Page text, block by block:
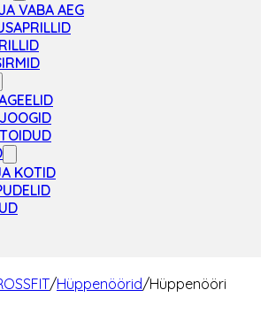
VABA AEG
KOTID
/Hüppenöörid/Hüppenööri